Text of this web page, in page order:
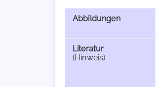
Abbildungen
Literatur
(Hinweis)